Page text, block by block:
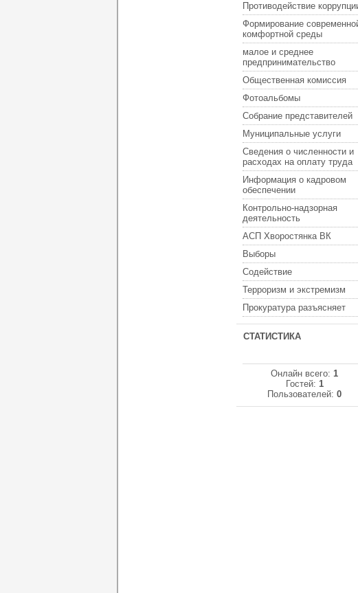
Противодействие
Формирование
комфортной среды
малое и среднее
предпринимательство
Общественная комиссия
Фотоальбомы
Собрание представителей
Муниципальные услуги
Сведения о численности и
расходах на оплату труда
Информация о кадровом
обеспечении
Контрольно-надзорная
деятельность
АСП Хворостянка ВК
Выборы
Содействие
Терроризм и экстремизм
Прокуратура разъясняет
СТАТИСТИКА
Онлайн всего: 1
Гостей: 1
Пользователей: 0